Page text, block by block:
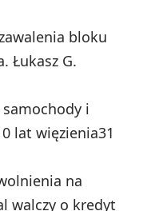
bloku
Łukasz G.
samochody i
lat więzienia31
na
walczy o kredyt